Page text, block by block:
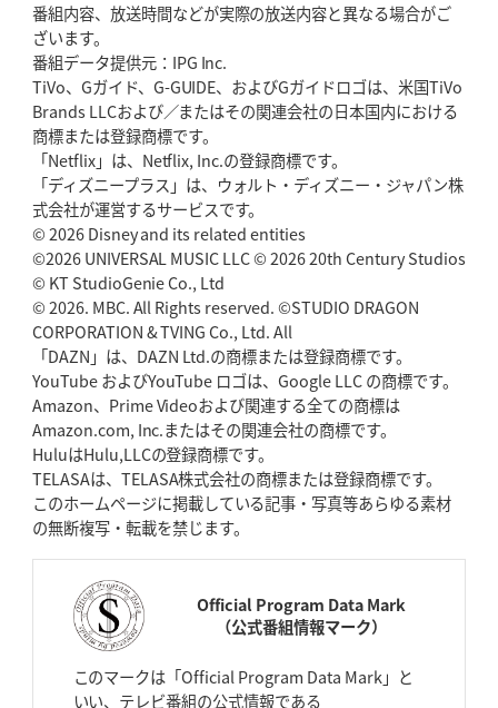
番組内容、放送時間などが実際の放送内容と異なる場合がご
ざいます。
番組データ提供元：IPG Inc.
TiVo、Gガイド、G-GUIDE、およびGガイドロゴは、米国TiVo
Brands LLCおよび／またはその関連会社の日本国内における
商標または登録商標です。
「Netflix」は、Netflix, Inc.の登録商標です。
「ディズニープラス」は、ウォルト・ディズニー・ジャパン株
式会社が運営するサービスです。
© 2026 Disney and its related entities
©2026 UNIVERSAL MUSIC LLC © 2026 20th Century Studios
© KT StudioGenie Co., Ltd
© 2026. MBC. All Rights reserved. ©STUDIO DRAGON
CORPORATION & TVING Co., Ltd. All
「DAZN」は、DAZN Ltd.の商標または登録商標です。
YouTube およびYouTube ロゴは、Google LLC の商標です。
Amazon、Prime Videoおよび関連する全ての商標は
Amazon.com, Inc.またはその関連会社の商標です。
HuluはHulu,LLCの登録商標です。
TELASAは、TELASA株式会社の商標または登録商標です。
このホームページに掲載している記事・写真等あらゆる素材
の無断複写・転載を禁じます。
Official Program Data Mark
（公式番組情報マーク）
このマークは「Official Program Data Mark」と
いい、テレビ番組の公式情報である